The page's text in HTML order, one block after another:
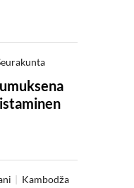
Kambodža